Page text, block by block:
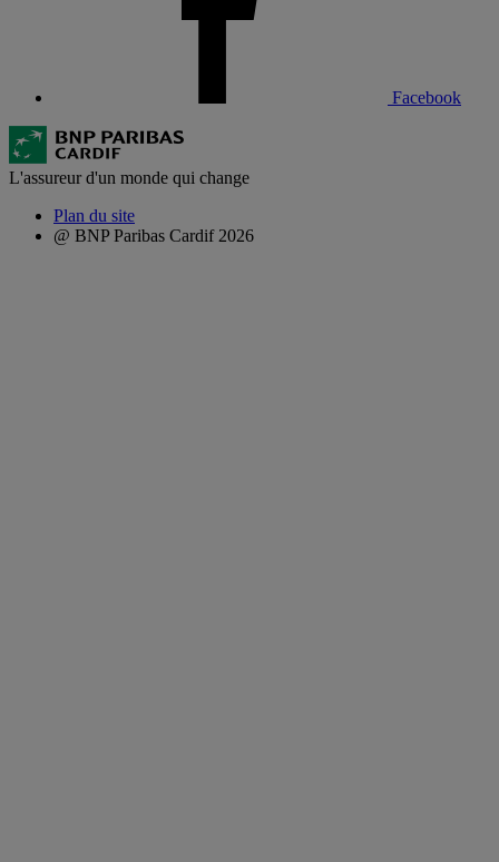
Facebook
L'assureur d'un monde qui change
Plan du site
@ BNP Paribas Cardif 2026